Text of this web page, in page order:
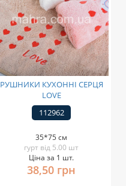
РУШНИКИ КУХОННІ СЕРЦЯ
LOVE
112962
35*75 см
гурт від 5.00 шт
Ціна за 1 шт.
38,50 грн